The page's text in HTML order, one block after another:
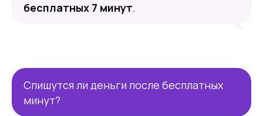
бесплатных 7 минут.
Спишутся ли деньги после бесплатных
минут?